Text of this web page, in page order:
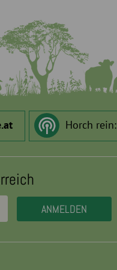
Horch rein: